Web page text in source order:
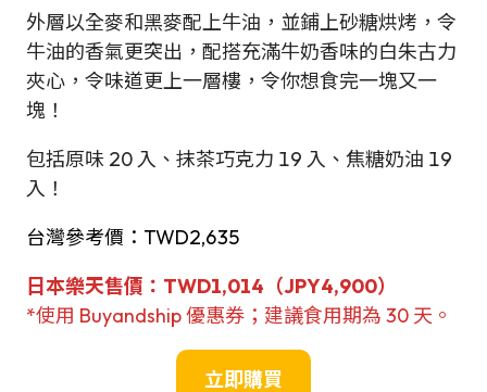
外層以全麥和黑麥配上牛油，並鋪上砂糖烘烤，令
牛油的香氣更突出，配搭充滿牛奶香味的白朱古力
夾心，令味道更上一層樓，令你想食完一塊又一
塊！
包括原味 20 入、抹茶巧克力 19 入、焦糖奶油 19
入！
台灣參考價：TWD2,635
日本樂天售價：TWD1,014（JPY4,900）
*使用 Buyandship 優惠券；建議食用期為 30 天。
立即購買